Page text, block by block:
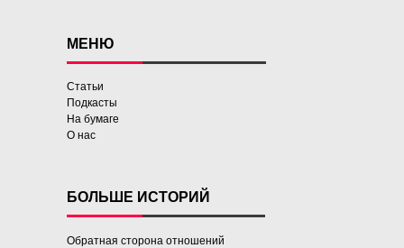
МЕНЮ
Статьи
Подкасты
На бумаге
О нас
БОЛЬШЕ ИСТОРИЙ
Обратная сторона отношений